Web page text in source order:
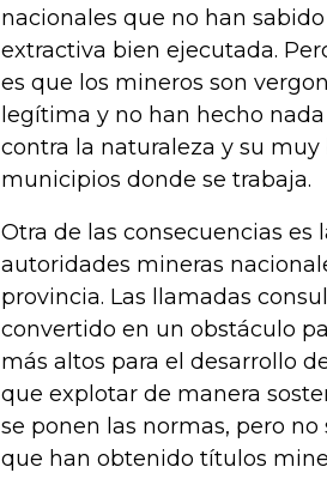
nacionales que no han
extractiva bien ejecutada.
es que los mineros son
legítima y no han hecho
contra la naturaleza y su
municipios donde se trabaja.
Otra de las consecuencias
autoridades mineras
provincia. Las llamadas
convertido en un obstáculo
más altos para el desarrollo
que explotar de manera
se ponen las normas, pero
que han obtenido títulos